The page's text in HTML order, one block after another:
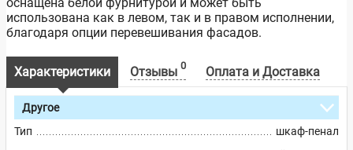
использована как в левом, так и в правом исполнении,
благодаря опции перевешивания фасадов.
Характеристики Отзывы 0 Оплата и Доставка
Другое
Тип
шкаф-пенал